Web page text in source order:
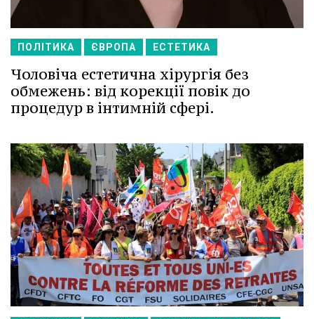
ПОЛІТИКА ЄВРОПА ЕСТЕТИКА
Чоловіча естетична хірургія без
обмежень: від корекції повік до
процедур в інтимній сфері.